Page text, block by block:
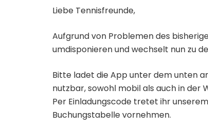
Liebe Tennisfreunde,
Aufgrund von Problemen des
umdisponieren und wechselt nun zu
Bitte ladet die App unter dem unten
nutzbar, sowohl mobil als auch in der
Per Einladungscode tretet ihr
Buchungstabelle vornehmen.